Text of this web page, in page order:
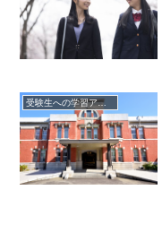
受験生への学習アドバイス